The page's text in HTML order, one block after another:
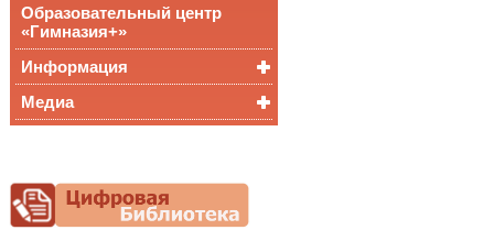
Всероссийская
олимпиада
Образовательный центр
«Гимназия+»
Информация
Снижение
документационной
нагрузки
Медиа